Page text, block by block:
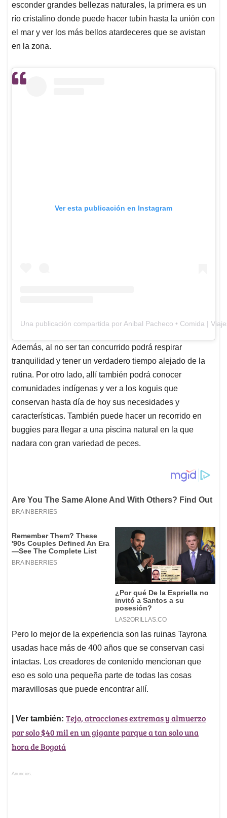
esconder grandes bellezas naturales, la primera es un
río cristalino donde puede hacer tubin hasta la unión con
el mar y ver los más bellos atardeceres que se avistan
en la zona.
Ver esta publicación en Instagram
Una publicación compartida por Anibal Pacheco • Comida |
Además, al no ser tan concurrido podrá respirar
tranquilidad y tener un verdadero tiempo alejado de la
rutina. Por otro lado, allí también podrá conocer
comunidades indígenas y ver a los koguis que
conservan hasta día de hoy sus necesidades y
características. También puede hacer un recorrido en
buggies para llegar a una piscina natural en la que
nadara con gran variedad de peces.
Pero lo mejor de la experiencia son las ruinas Tayrona
usadas hace más de 400 años que se conservan casi
intactas. Los creadores de contenido mencionan que
eso es solo una pequeña parte de todas las cosas
maravillosas que puede encontrar allí.
| Ver también: Tejo, atracciones extremas y almuerzo
por solo $40 mil en un gigante parque a tan solo una
hora de Bogotá
Anuncios.